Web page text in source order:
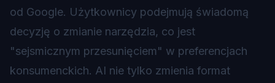
od Google. Użytkownicy podejmują świadomą
decyzję o zmianie narzędzia, co jest
"sejsmicznym przesunięciem" w preferencjach
konsumenckich. AI nie tylko zmienia format